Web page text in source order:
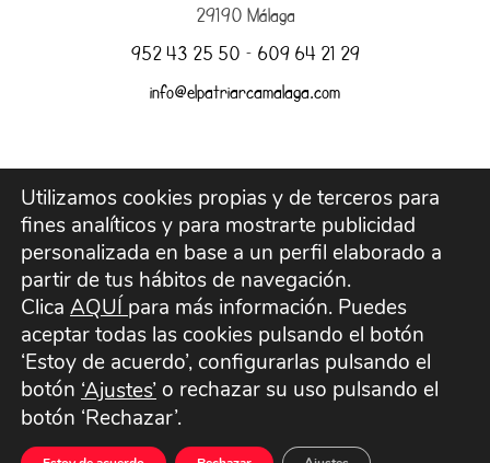
29190 Málaga
952 43 25 50 – 609 64 21 29
info@elpatriarcamalaga.com
Aviso legal
Envíos y devoluciones
Política de Privacidad
Política de Cookies
Términos y Condiciones
Utilizamos cookies propias y de terceros para
fines analíticos y para mostrarte publicidad
personalizada en base a un perfil elaborado a
partir de tus hábitos de navegación.
Clica AQUÍ para más información. Puedes
aceptar todas las cookies pulsando el botón
‘Estoy de acuerdo’, configurarlas pulsando el
botón ‘Ajustes’ o rechazar su uso pulsando el
botón ‘Rechazar’.